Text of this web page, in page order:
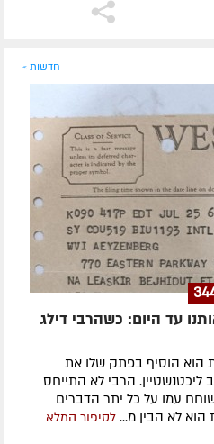
חדשות »
עד היום: כשהרבי דילג
הוא הוסיף בפתק שלו את
הרבי לא התייחס
עמו על כל יתר הדברים
לא הבין מ... לסיפור המלא